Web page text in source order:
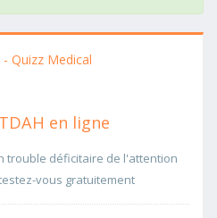
- Quizz Medical
en ligne
trouble déficitaire de l'attention
vous gratuitement